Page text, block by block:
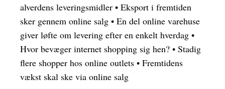
alverdens leveringsmidler • Eksport i fremtiden
sker gennem online salg • En del online varehuse
giver løfte om levering efter en enkelt hverdag •
Hvor bevæger internet shopping sig hen? • Stadig
flere shopper hos online outlets • Fremtidens
vækst skal ske via online salg